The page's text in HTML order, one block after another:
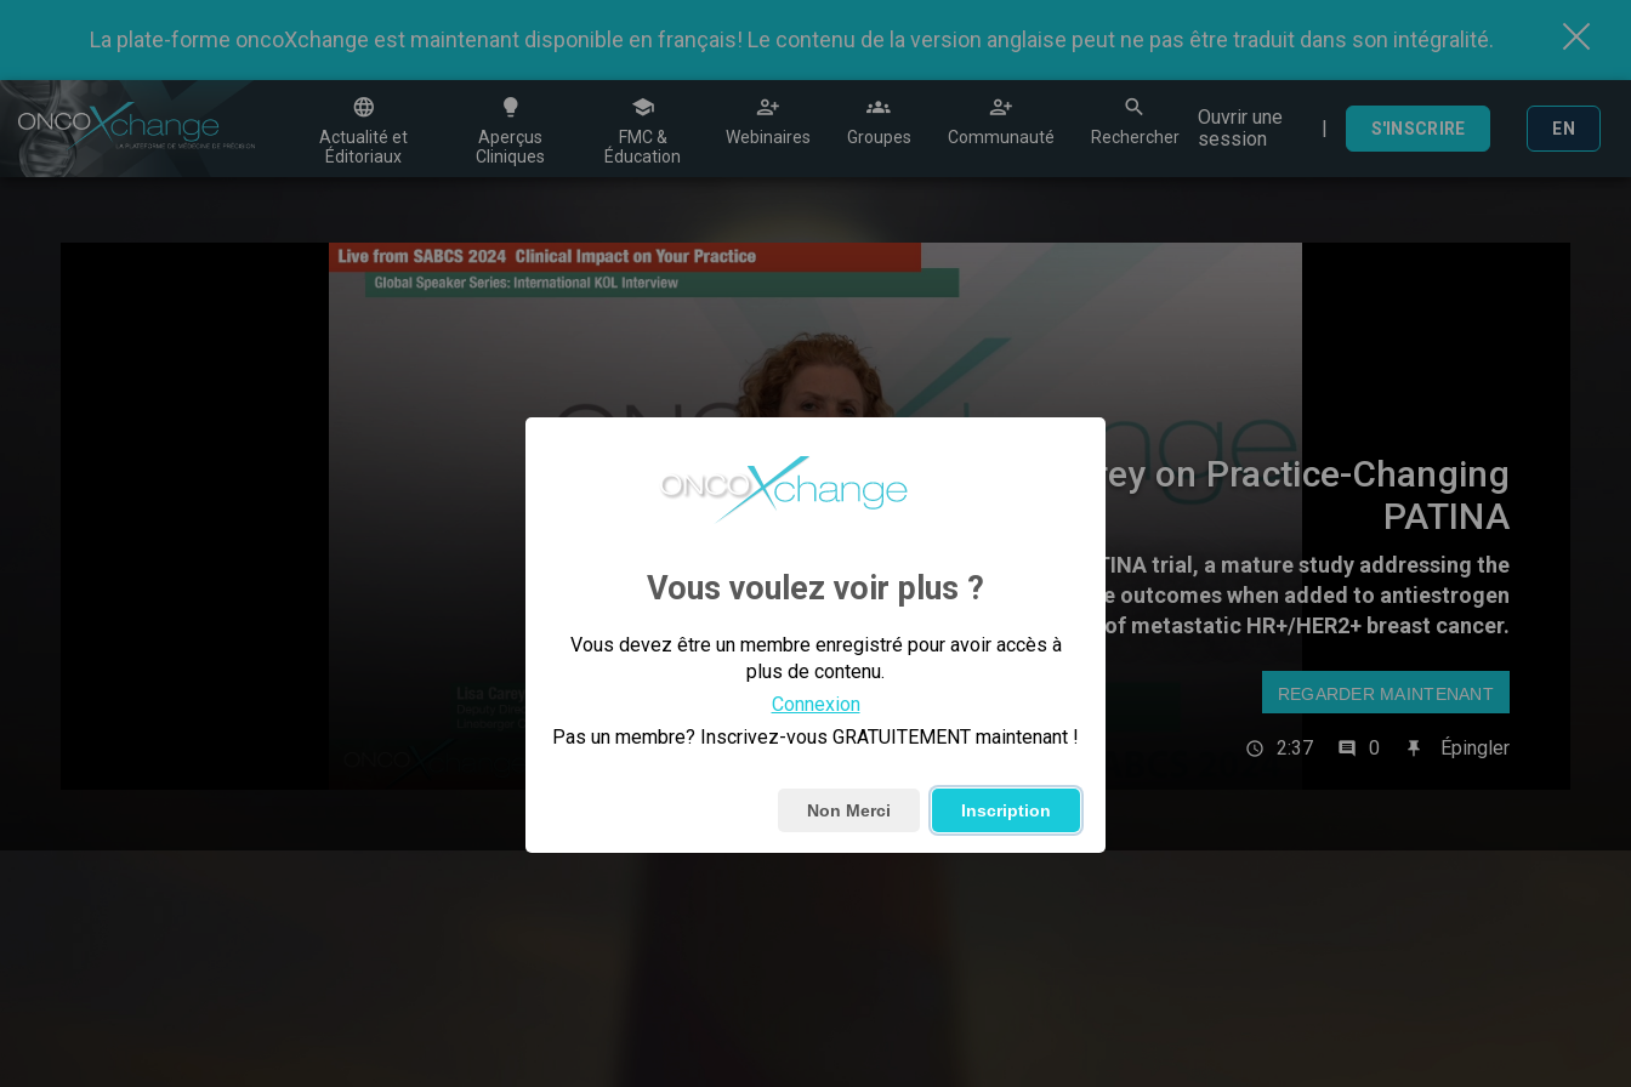
La plate-forme oncoXchange est maintenant disponible en français! Le contenu de la version anglaise peut ne pas être traduit dans son intégralité.
Actualité et
Éditoriaux
Aperçus
Cliniques
FMC &
Éducation
Webinaires Groupes Communauté Rechercher
Ouvrir une
session
| S'INSCRIRE EN
Rechercher
SABCS 2024 - Dr. Lisa Carey on Practice-Changing
PATINA
Dr. Lisa Carey highlights the practice-changing PATINA trial, a mature study addressing the
critical question of whether CDK4/6 inhibitors improve outcomes when added to antiestrogen
and anti-HER2 therapies in first-line treatment of metastatic HR+/HER2+ breast cancer.
REGARDER MAINTENANT
2:37 0 Épingler
Vous voulez voir plus ?
Vous devez être un membre enregistré pour avoir accès à
plus de contenu.
Connexion
Pas un membre? Inscrivez-vous GRATUITEMENT maintenant !
Non Merci Inscription